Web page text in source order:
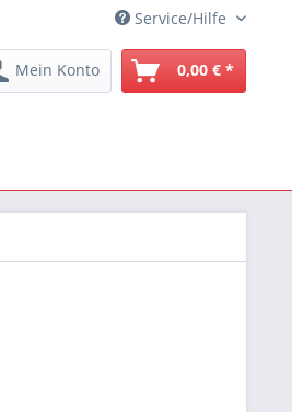
Service/Hilfe
Mein Konto 0,00 € *